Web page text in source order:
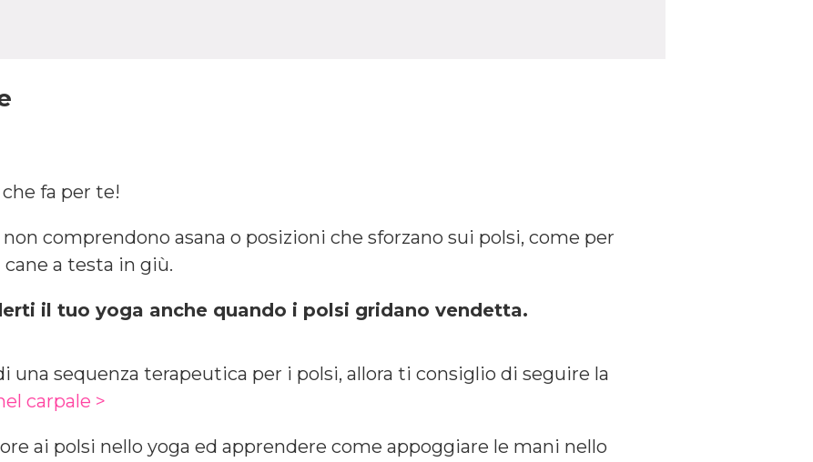
fa per te!
comprendono asana o posizioni che sforzano sui polsi, come per
a testa in giù.
il tuo yoga anche quando i polsi gridano vendetta.
una sequenza terapeutica per i polsi, allora ti consiglio di seguire la
carpale >
ai polsi nello yoga ed apprendere come appoggiare le mani nello